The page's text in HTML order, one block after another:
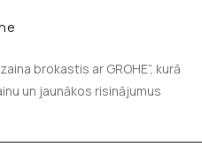
brokastis ar GROHE”, kurā
un jaunākos risinājumus